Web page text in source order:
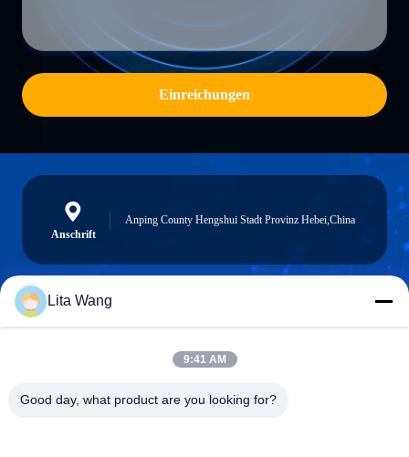
Einreichungen
Anschrift
Anping County Hengshui Stadt Provinz Hebei,China
lita@screenmeshnet.com
Lita Wang
9:41 AM
Good day, what product are you looking for?